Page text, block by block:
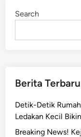
Search
Berita Terbaru
Detik-Detik
Ledakan Kecil
Breaking News!